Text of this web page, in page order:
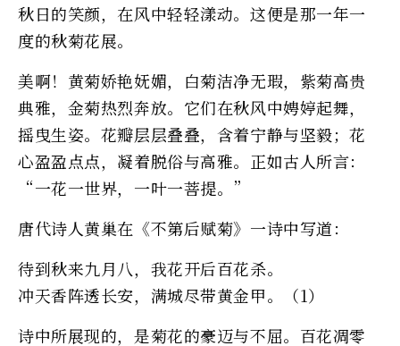
秋日的笑颜，在风中轻轻漾动。这便是那一年一
度的秋菊花展。
美啊！黄菊娇艳妩媚，白菊洁净无瑕，紫菊高贵
典雅，金菊热烈奔放。它们在秋风中娉婷起舞，
摇曳生姿。花瓣层层叠叠，含着宁静与坚毅；花
心盈盈点点，凝着脱俗与高雅。正如古人所言：
“一花一世界，一叶一菩提。”
唐代诗人黄巢在《不第后赋菊》一诗中写道：
待到秋来九月八，我花开后百花杀。
冲天香阵透长安，满城尽带黄金甲。（1）
诗中所展现的，是菊花的豪迈与不屈。百花凋零